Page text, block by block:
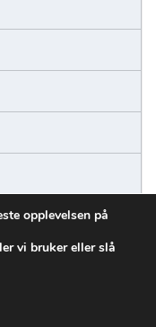
opplevelsen på
vi bruker eller slå